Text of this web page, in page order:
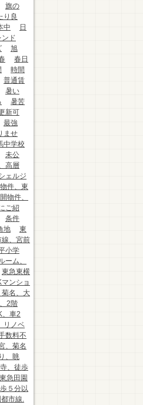
旗の
り良
中
日
ンド
旭
春日
時間
普通賃
暑い
暑苦
新可
最強
ませ
中学校
未公
高層
ェルジ
件、東
物件、
ご紹
条件
地
東
線、宮前
小学
ーム、
東急東横
ンショ
名、大
2階
、車2
リノベ
数料不
、菊名
、眺
、徒歩
東急田園
５分以
市線.